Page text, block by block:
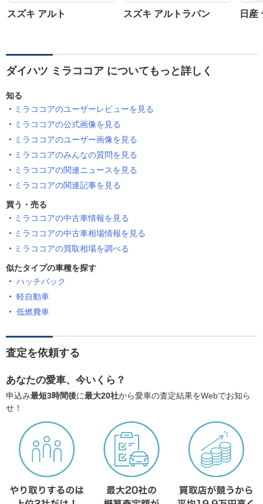
スズキ アルト スズキ アルトラパン 日産
ダイハツ ミラココア についてもっと詳しく
知る
ミラココアのユーザーレビューを見る
ミラココアの公式画像を見る
ミラココアのユーザー画像を見る
ミラココアのみんなの質問を見る
ミラココアの関連ニュースを見る
ミラココアの関連記事を見る
買う・売る
ミラココアの中古車情報を見る
ミラココアの中古車相場情報を見る
ミラココアの買取相場を調べる
似たタイプの車種を探す
ハッチバック
軽自動車
低燃費車
査定を依頼する
あなたの愛車、今いくら？
申込み最短3時間後に最大20社から愛車の査定結果をWebでお知ら
せ！